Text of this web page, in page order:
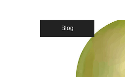
Blog